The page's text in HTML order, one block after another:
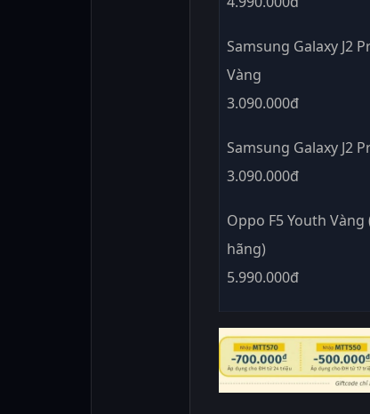
Samsung Galaxy J2
Vàng
3.090.000đ
Samsung Galaxy J2
3.090.000đ
Oppo F5 Youth
hãng)
5.990.000đ